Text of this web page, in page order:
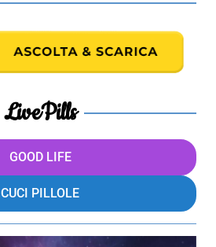
LivePills
GOOD LIFE
CUCI PILLOLE